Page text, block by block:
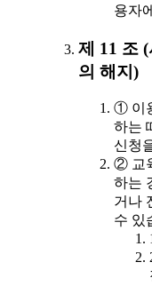
용자
제 11 조
의 해지)
① 이
하는
신청
② 교
하는
거나
수 있